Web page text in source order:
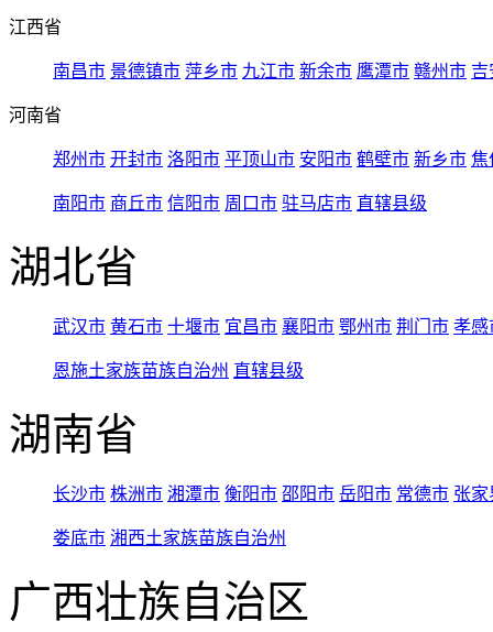
江西省
南昌市 景德镇市 萍乡市 九江市 新余市 鹰潭市 赣州市 吉
河南省
郑州市 开封市 洛阳市 平顶山市 安阳市 鹤壁市 新乡市 焦
南阳市 商丘市 信阳市 周口市 驻马店市 直辖县级
湖北省
武汉市 黄石市 十堰市 宜昌市 襄阳市 鄂州市 荆门市 孝感
恩施土家族苗族自治州 直辖县级
湖南省
长沙市 株洲市 湘潭市 衡阳市 邵阳市 岳阳市 常德市 张家
娄底市 湘西土家族苗族自治州
广西壮族自治区